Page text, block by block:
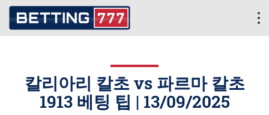
칼리아리 칼초 vs 파르마 칼초
1913 베팅 팁 | 13/09/2025